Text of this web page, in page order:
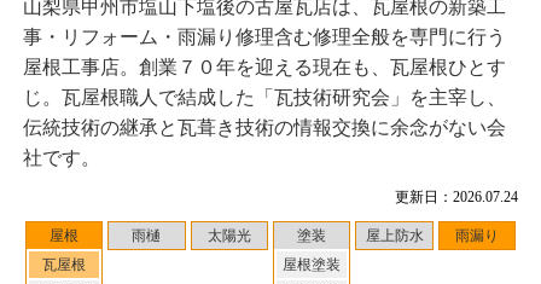
更新日：2026.07.24
屋根
瓦屋根
雨樋 太陽光
塗装
屋根塗装
屋上防水 雨漏り
山梨県甲州市塩山下塩後の古屋瓦店は、瓦屋根の新築工
事・リフォーム・雨漏り修理含む修理全般を専門に行う
屋根工事店。創業７０年を迎える現在も、瓦屋根ひとす
じ。瓦屋根職人で結成した「瓦技術研究会」を主宰し、
伝統技術の継承と瓦葺き技術の情報交換に余念がない会
社です。